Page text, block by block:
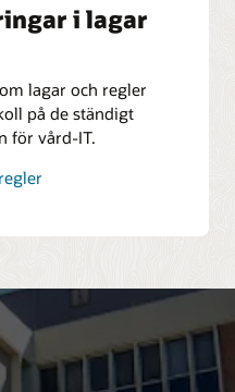
i lagar
lagar och regler
på de ständigt
för vård-IT.